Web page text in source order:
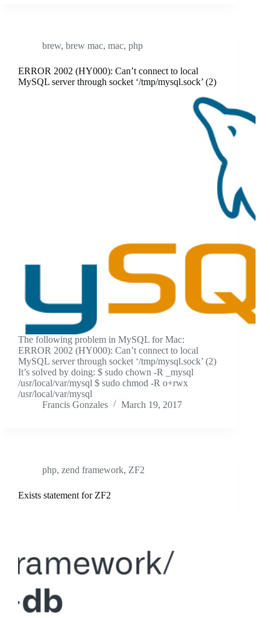
brew, brew mac, mac, php
ERROR 2002 (HY000): Can’t connect to local
MySQL server through socket ‘/tmp/mysql.sock’ (2)
The following problem in MySQL for Mac:
ERROR 2002 (HY000): Can’t connect to local
MySQL server through socket ‘/tmp/mysql.sock’ (2)
It’s solved by doing: $ sudo chown -R _mysql
/usr/local/var/mysql $ sudo chmod -R o+rwx
/usr/local/var/mysql
Francis Gonzales
March 19, 2017
php, zend framework, ZF2
Exists statement for ZF2